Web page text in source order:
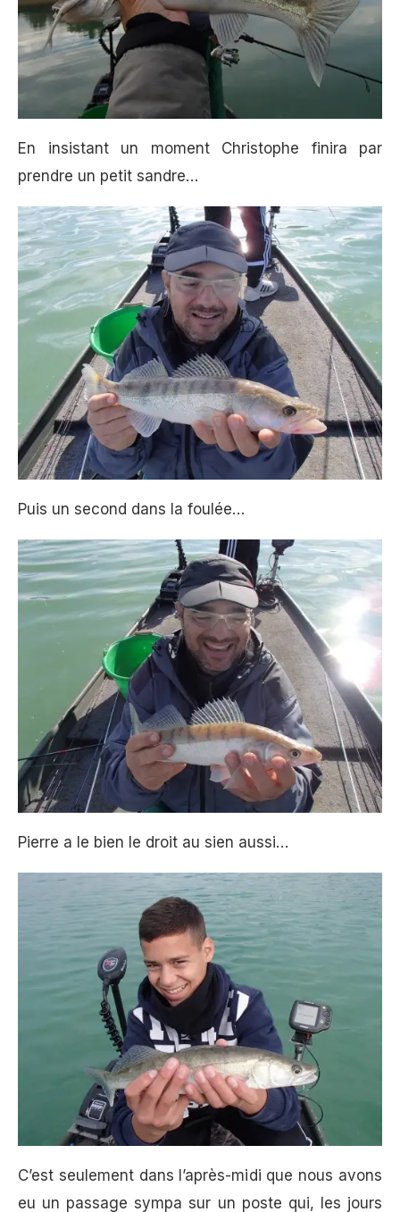
En insistant un moment Christophe finira par
prendre un petit sandre…
Puis un second dans la foulée…
Pierre a le bien le droit au sien aussi…
C’est seulement dans l’après-midi que nous avons
eu un passage sympa sur un poste qui, les jours